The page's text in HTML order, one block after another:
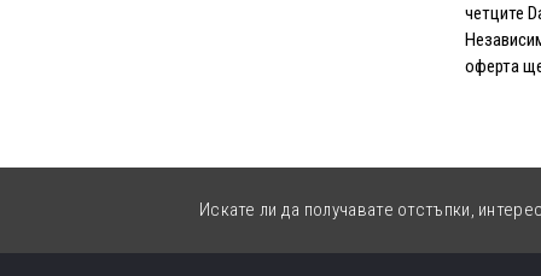
четците
оферта
Искате ли да получавате отстъпки,